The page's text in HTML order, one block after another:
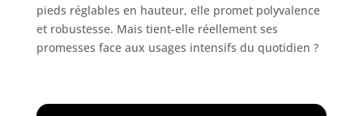
pieds réglables en hauteur, elle promet polyvalence
et robustesse. Mais tient-elle réellement ses
promesses face aux usages intensifs du quotidien ?